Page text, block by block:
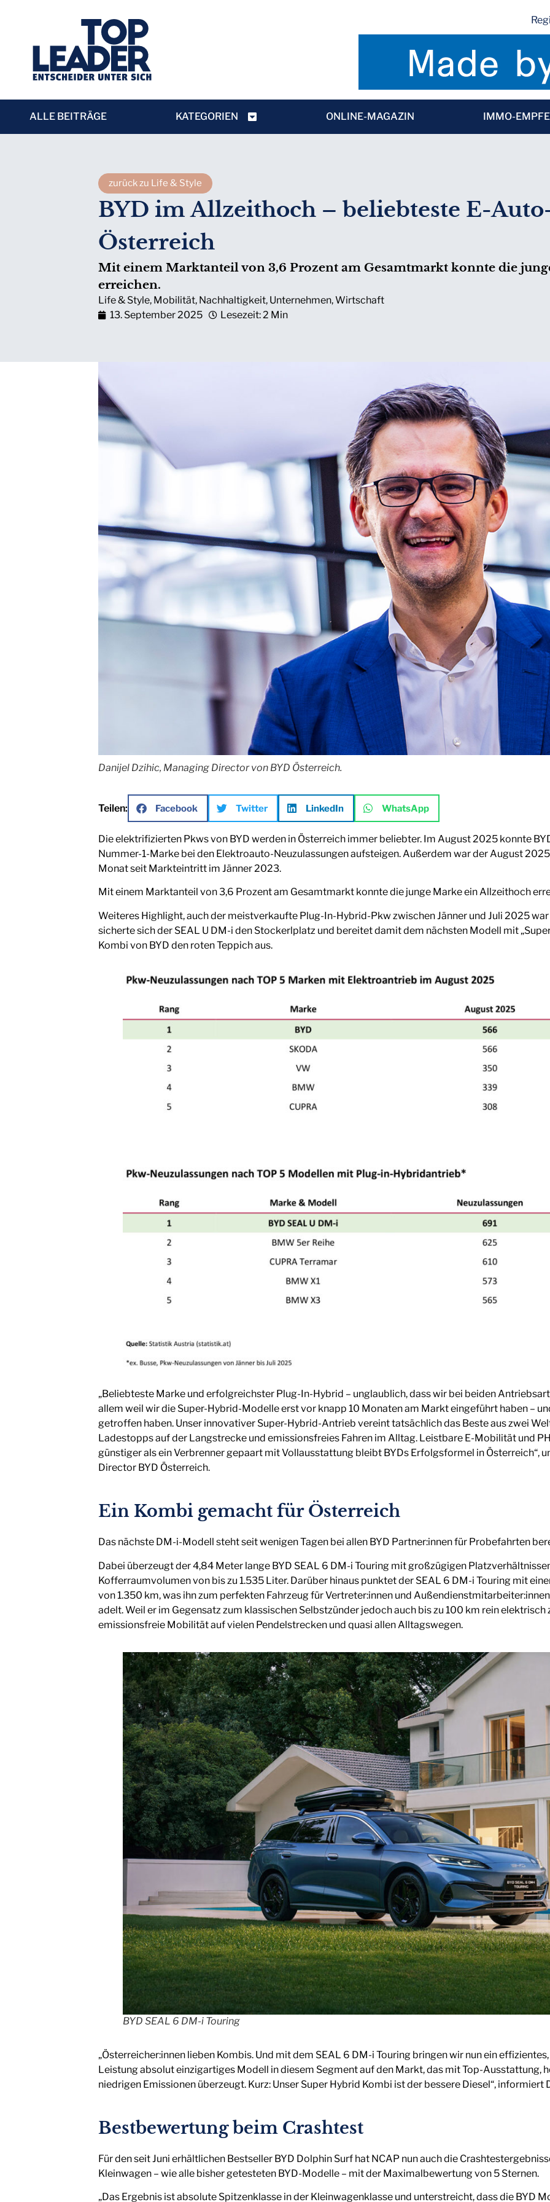
ALLE BEITRÄGE KATEGORIEN ONLINE-MAGAZIN IMMO-
zurück zu Life & Style
BYD im Allzeithoch – beliebteste E-
Österreich
Mit einem Marktanteil von 3,6 Prozent am Gesamtmarkt konnte die
erreichen.
Life & Style, Mobilität, Nachhaltigkeit, Unternehmen,Wirtschaft
13. September 2025
Lesezeit: 2 Min
Danijel Dzihic, Managing Director von BYD Österreich.
Teilen: Facebook Twitter LinkedIn WhatsApp
Die elektrifizierten Pkws von BYD werden in Österreich immer beliebter. Im August 2025 konnte
Nummer-1-Marke bei den Elektroauto-Neuzulassungen aufsteigen. Außerdem war der August
Monat seit Markteintritt im Jänner 2023.
Mit einem Marktanteil von 3,6 Prozent am Gesamtmarkt konnte die junge Marke ein Allzeithoch
Weiteres Highlight, auch der meistverkaufte Plug-In-Hybrid-Pkw zwischen Jänner und Juli 2025
sicherte sich der SEAL U DM-i den Stockerlplatz und bereitet damit dem nächsten Modell mit
Kombi von BYD den roten Teppich aus.
„Beliebteste Marke und erfolgreichster Plug-In-Hybrid – unglaublich, dass wir bei beiden
allem weil wir die Super-Hybrid-Modelle erst vor knapp 10 Monaten am Markt eingeführt haben –
getroffen haben. Unser innovativer Super-Hybrid-Antrieb vereint tatsächlich das Beste aus zwei
Ladestopps auf der Langstrecke und emissionsfreies Fahren im Alltag. Leistbare E-Mobilität und
günstiger als ein Verbrenner gepaart mit Vollausstattung bleibt BYDs Erfolgsformel in Österreich“,
Director BYD Österreich.
Ein Kombi gemacht für Österreich
Das nächste DM-i-Modell steht seit wenigen Tagen bei allen BYD Partner:innen für Probefahrten
Dabei überzeugt der 4,84 Meter lange BYD SEAL 6 DM-i Touring mit großzügigen
Kofferraumvolumen von bis zu 1.535 Liter. Darüber hinaus punktet der SEAL 6 DM-i Touring mit
von 1.350 km, was ihn zum perfekten Fahrzeug für Vertreter:innen und
adelt. Weil er im Gegensatz zum klassischen Selbstzünder jedoch auch bis zu 100 km rein
emissionsfreie Mobilität auf vielen Pendelstrecken und quasi allen Alltagswegen.
BYD SEAL 6 DM-i Touring
„Österreicher:innen lieben Kombis. Und mit dem SEAL 6 DM-i Touring bringen wir nun ein
Leistung absolut einzigartiges Modell in diesem Segment auf den Markt, das mit Top-Ausstattung,
niedrigen Emissionen überzeugt. Kurz: Unser Super Hybrid Kombi ist der bessere Diesel“, informiert
Bestbewertung beim Crashtest
Für den seit Juni erhältlichen Bestseller BYD Dolphin Surf hat NCAP nun auch die
Kleinwagen – wie alle bisher getesteten BYD-Modelle – mit der Maximalbewertung von 5 Sternen.
„Das Ergebnis ist absolute Spitzenklasse in der Kleinwagenklasse und unterstreicht, dass die BYD